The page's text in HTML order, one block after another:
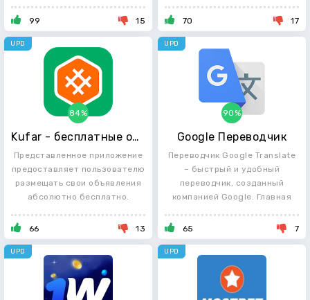
99
15 70 17
Kufar - бесплатные объявления
84%
Представленное приложение
предоставляет пользователю
размещать свои объявления
абсолютно бесплатно.
66 13
UPD
Google Переводчик
90%
Переводчик Google Translate
– быстрый и удобный
переводчик, созданный
компанией Google. Главная
65 7
UPD
UPD UPD